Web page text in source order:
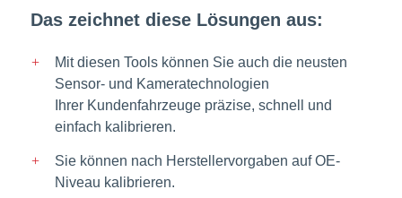
Das zeichnet diese Lösungen aus:
Mit diesen Tools können Sie auch die neusten
Sensor- und Kameratechnologien
Ihrer Kundenfahrzeuge präzise, schnell und
einfach kalibrieren.
Sie können nach Herstellervorgaben auf OE-
Niveau kalibrieren.